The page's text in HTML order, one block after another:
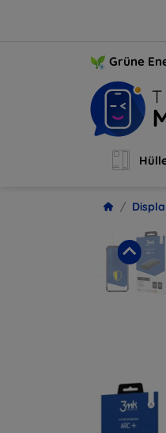
Grüne